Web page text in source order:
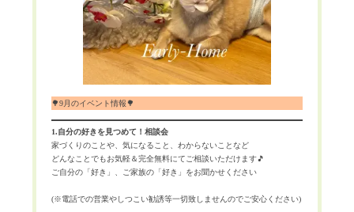
🌳9月のイベント情報🌳
1.自分の好きを見つめて！相談会
家づくりのことや、気になること、わからないことなど
どんなことでもお気軽＆完全無料にてご相談いただけます🎵
ご自分の「好き」、ご家族の「好き」をお聞かせください
(※電話での営業やしつこい勧誘等一切致しませんのでご安心ください)